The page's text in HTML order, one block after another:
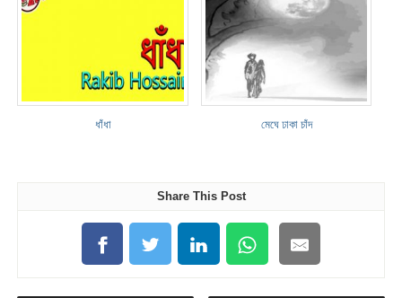
ধাঁধা মেঘে ঢাকা চাঁদ
Share This Post